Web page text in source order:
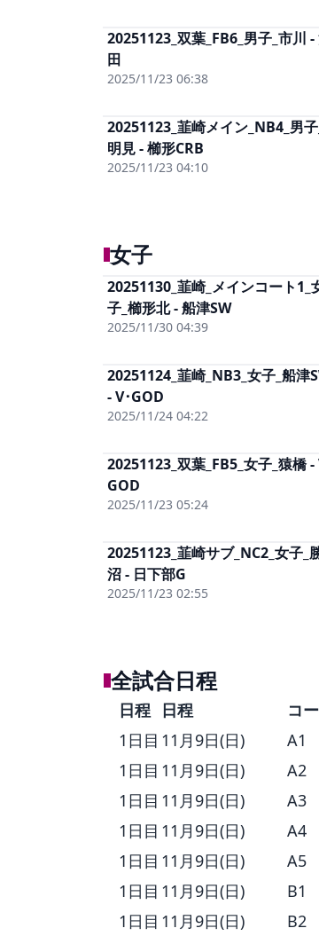
単体視聴 (有料)
20251123_双葉_FB6_男子_市川 -
田
2025/11/23 06:38
単体視聴(有料)
20251123_韮崎メイン_NB4_男子_
明見 - 櫛形CRB
2025/11/23 04:10
女子
単体視聴(有料)
20251130_韮崎_メインコート1_
子_櫛形北 - 船津SW
2025/11/30 04:39
単体視聴 (有料)
20251124_韮崎_NB3_女子_船津
- V･GOD
2025/11/24 04:22
単体視聴 (有料)
20251123_双葉_FB5_女子_猿橋 -
GOD
2025/11/23 05:24
単体視聴(有料)
20251123_韮崎サブ_NC2_女子_
沼 - 日下部G
2025/11/23 02:55
全試合日程
日程 日程 コ
1日目 11月9日(日) A1
1日目 11月9日(日) A2
1日目 11月9日(日) A3
1日目 11月9日(日) A4
1日目 11月9日(日) A5
1日目 11月9日(日) B1
1日目 11月9日(日) B2